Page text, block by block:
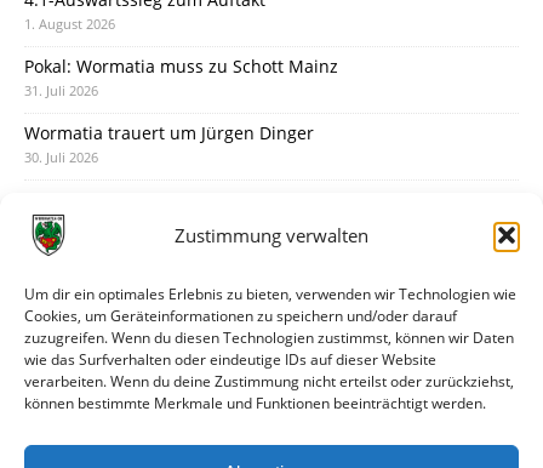
Zustimmung verwalten
Um dir ein optimales Erlebnis zu bieten, verwenden wir Technologien wie
Cookies, um Geräteinformationen zu speichern und/oder darauf
zuzugreifen. Wenn du diesen Technologien zustimmst, können wir Daten
wie das Surfverhalten oder eindeutige IDs auf dieser Website
verarbeiten. Wenn du deine Zustimmung nicht erteilst oder zurückziehst,
können bestimmte Merkmale und Funktionen beeinträchtigt werden.
1. August 2026
Pokal: Wormatia muss zu Schott Mainz
31. Juli 2026
Wormatia trauert um Jürgen Dinger
30. Juli 2026
28. Juli 2026
28. Juli 2026
Neue Podcast-Folge: So tickt Björn!
27. Juli 2026
Eindrücke vom Stadionfest